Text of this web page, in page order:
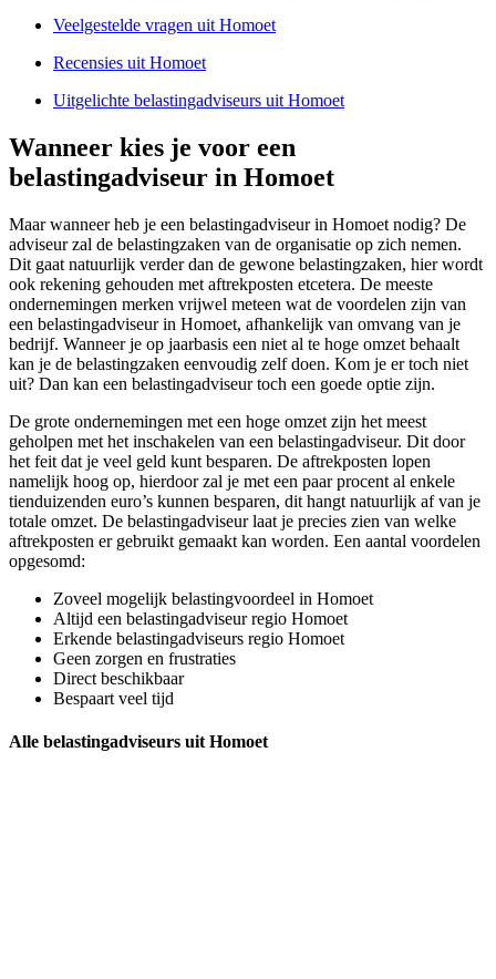
Veelgestelde vragen uit Homoet
Recensies uit Homoet
Uitgelichte belastingadviseurs uit Homoet
Wanneer kies je voor een
belastingadviseur in Homoet
Maar wanneer heb je een belastingadviseur in Homoet nodig? De
adviseur zal de belastingzaken van de organisatie op zich nemen.
Dit gaat natuurlijk verder dan de gewone belastingzaken, hier wordt
ook rekening gehouden met aftrekposten etcetera. De meeste
ondernemingen merken vrijwel meteen wat de voordelen zijn van
een belastingadviseur in Homoet, afhankelijk van omvang van je
bedrijf. Wanneer je op jaarbasis een niet al te hoge omzet behaalt
kan je de belastingzaken eenvoudig zelf doen. Kom je er toch niet
uit? Dan kan een belastingadviseur toch een goede optie zijn.
De grote ondernemingen met een hoge omzet zijn het meest
geholpen met het inschakelen van een belastingadviseur. Dit door
het feit dat je veel geld kunt besparen. De aftrekposten lopen
namelijk hoog op, hierdoor zal je met een paar procent al enkele
tienduizenden euro’s kunnen besparen, dit hangt natuurlijk af van je
totale omzet. De belastingadviseur laat je precies zien van welke
aftrekposten er gebruikt gemaakt kan worden. Een aantal voordelen
opgesomd:
Zoveel mogelijk belastingvoordeel in Homoet
Altijd een belastingadviseur regio Homoet
Erkende belastingadviseurs regio Homoet
Geen zorgen en frustraties
Direct beschikbaar
Bespaart veel tijd
Alle belastingadviseurs uit Homoet